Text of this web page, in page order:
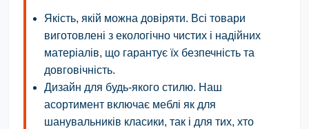
Якість, якій можна довіряти. Всі товари
виготовлені з екологічно чистих і надійних
матеріалів, що гарантує їх безпечність та
довговічність.
Дизайн для будь-якого стилю. Наш
асортимент включає меблі як для
шанувальників класики, так і для тих, хто